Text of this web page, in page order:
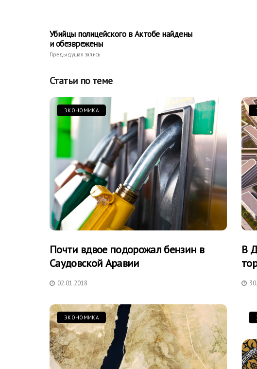
Убийцы полицейского в Актобе найдены
и обезврежены
Предыдущая запись
Статьи по теме
ЭКОНОМИКА
Почти вдвое подорожал бензин в
Саудовской Аравии
02.01.2018
В
ЭКОНОМИКА